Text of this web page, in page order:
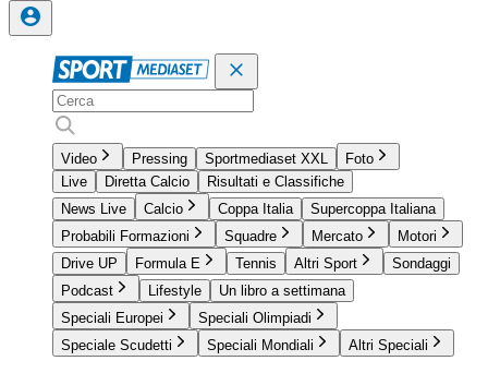
Video Pressing Sportmediaset XXL
Foto
Live
Diretta Calcio
Risultati e Classifiche
News Live
Calcio Coppa Italia
Supercoppa Italiana
Probabili Formazioni
Squadre Mercato
Motori
Drive UP
Formula E Tennis Altri Sport
Sondaggi
Podcast
Lifestyle
Un libro a settimana
Speciali Europei
Speciali Olimpiadi
Speciale Scudetti
Speciali Mondiali Altri Speciali